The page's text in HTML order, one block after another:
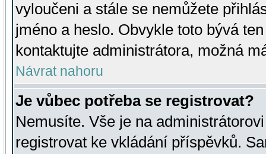
vyloučeni a stále se nemůžete
jméno a heslo. Obvykle toto bývá
kontaktujte administrátora, možná
Návrat nahoru
Je vůbec potřeba se registrovat?
Nemusíte. Vše je na
registrovat ke vkládání příspěvků.